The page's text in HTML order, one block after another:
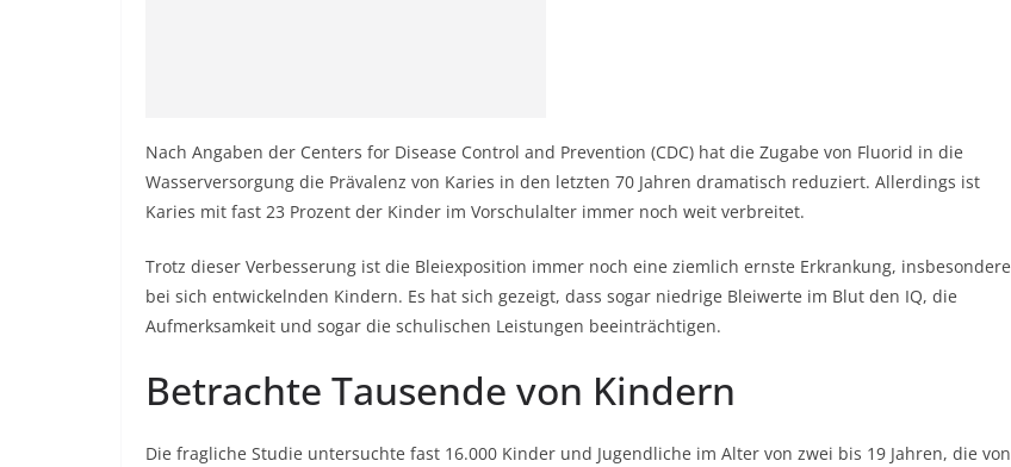
Nach Angaben der Centers for Disease Control and Prevention (CDC) hat die Zugabe von Fluorid in die
Wasserversorgung die Prävalenz von Karies in den letzten 70 Jahren dramatisch reduziert. Allerdings ist
Karies mit fast 23 Prozent der Kinder im Vorschulalter immer noch weit verbreitet.
Trotz dieser Verbesserung ist die Bleiexposition immer noch eine ziemlich ernste Erkrankung, insbesondere
bei sich entwickelnden Kindern. Es hat sich gezeigt, dass sogar niedrige Bleiwerte im Blut den IQ, die
Aufmerksamkeit und sogar die schulischen Leistungen beeinträchtigen.
Betrachte Tausende von Kindern
Die fragliche Studie untersuchte fast 16.000 Kinder und Jugendliche im Alter von zwei bis 19 Jahren, die von